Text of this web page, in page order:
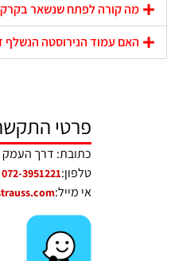
מה קורה לפתח שנשאר
האם עמוד הנירוסטה הנשלף
פרטי
כתובת: דרך העמק 32, יקנעם (המושבה)
טלפון:072-3951221
אי מייל: